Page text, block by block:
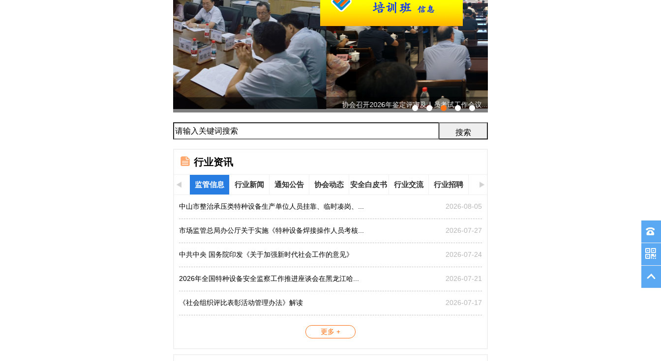
协会召开2026年鉴定评审及人员考试工作会议...
行业资讯
监管信息 行业新闻 通知公告 协会动态 安全白皮书 行业交流 行业招聘
中山市整治承压类特种设备生产单位人员挂靠、临时凑岗、... 2026-08-05
市场监管总局办公厅关于实施《特种设备焊接操作人员考核... 2026-07-27
中共中央 国务院印发《关于加强新时代社会工作的意见》 2026-07-24
2026年全国特种设备安全监察工作推进座谈会在黑龙江哈... 2026-07-21
《社会组织评比表彰活动管理办法》解读 2026-07-17
更多 +